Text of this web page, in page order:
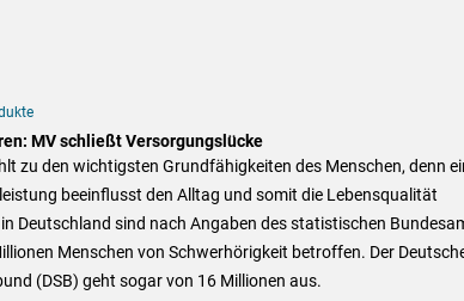
MV schließt Versorgungslücke
zu den wichtigsten Grundfähigkeiten des Menschen, denn
beeinflusst den Alltag und somit die Lebensqualität
Deutschland sind nach Angaben des statistischen
Menschen von Schwerhörigkeit betroffen. Der
(DSB) geht sogar von 16 Millionen aus.